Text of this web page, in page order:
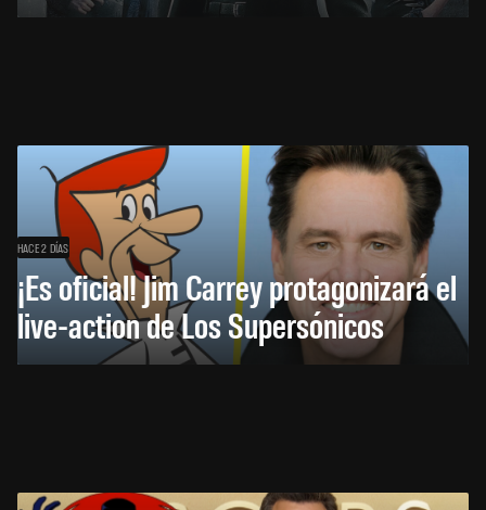
HACE 2 DÍAS
¡Es oficial! Jim Carrey protagonizará el
live-action de Los Supersónicos